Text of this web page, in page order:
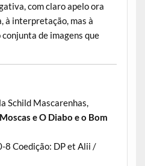
com claro apelo ora
à interpretação, mas à
de imagens que
Schild Mascarenhas,
e O Diabo e o Bom
Coedição: DP et Alii /